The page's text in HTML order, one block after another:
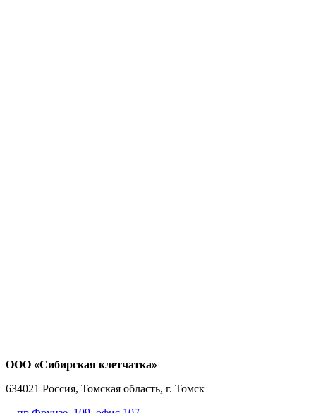
ООО «Сибирская клетчатка»
634021 Россия, Томская область, г. Томск